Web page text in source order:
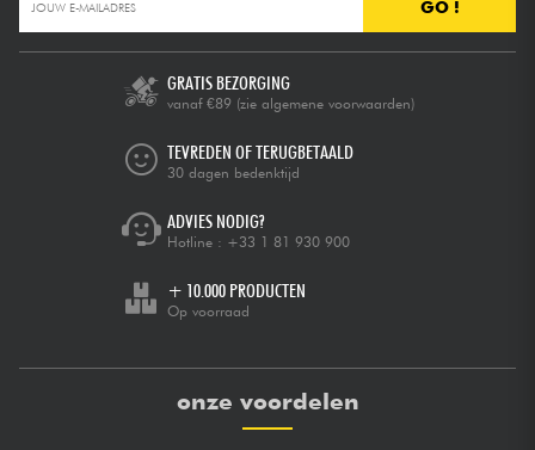
GO !
GRATIS BEZORGING
vanaf €89 (zie algemene voorwaarden)
TEVREDEN OF TERUGBETAALD
30 dagen bedenktijd
ADVIES NODIG?
Hotline : +33 1 81 930 900
+ 10.000 PRODUCTEN
Op voorraad
onze voordelen